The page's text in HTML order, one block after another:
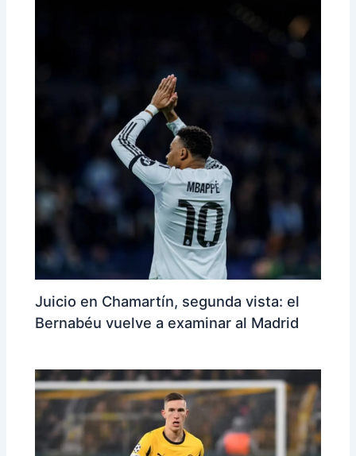
Juicio en Chamartín, segunda vista: el
Bernabéu vuelve a examinar al Madrid